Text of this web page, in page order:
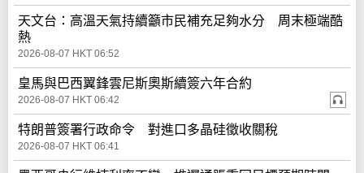
天文台：高溫天氣持續籲市民補充足夠水分 周末極端酷
熱
2026-08-07 HKT 06:52
皇馬與巴西翼鋒雲尼斯奧斯續簽六年合約
2026-08-07 HKT 06:42
特朗普簽署行政命令 對進口多晶硅徵收關稅
2026-08-07 HKT 06:41